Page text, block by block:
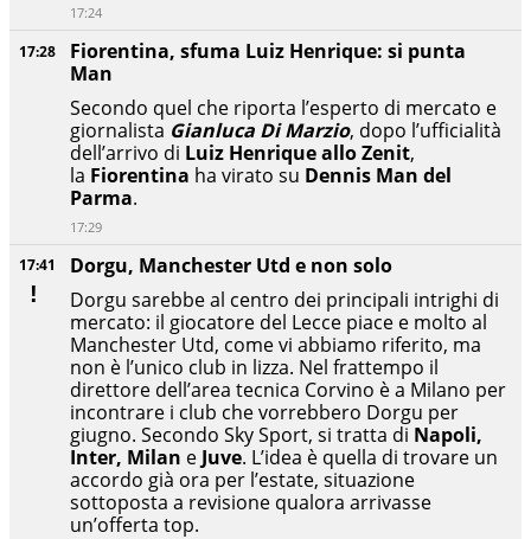
17:41
Dorgu, Manchester Utd e non solo
Dorgu sarebbe al centro dei principali intrighi di
mercato: il giocatore del Lecce piace e molto al
Manchester Utd, come vi abbiamo riferito, ma
non è l’unico club in lizza. Nel frattempo il
direttore dell’area tecnica Corvino è a Milano per
incontrare i club che vorrebbero Dorgu per
giugno. Secondo Sky Sport, si tratta di Napoli,
Inter, Milan e Juve. L’idea è quella di trovare un
accordo già ora per l’estate, situazione
sottoposta a revisione qualora arrivasse
un’offerta top.
17:28
Fiorentina, sfuma Luiz Henrique: si punta
Man
Secondo quel che riporta l’esperto di mercato e
giornalista Gianluca Di Marzio, dopo l’ufficialità
dell’arrivo di Luiz Henrique allo Zenit,
la Fiorentina ha virato su Dennis Man del
Parma.
17:29
17:24